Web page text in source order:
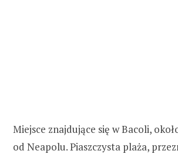
Miejsce znajdujące się w Bacoli,
od Neapolu. Piaszczysta plaża,